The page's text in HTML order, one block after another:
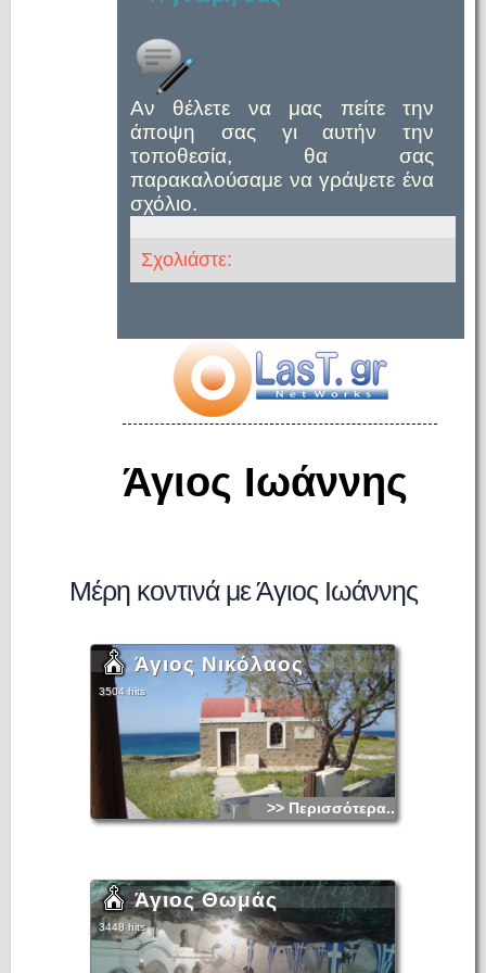
Αν θέλετε να μας πείτε την
άποψη σας γι αυτήν την
τοποθεσία, θα σας
παρακαλούσαμε να γράψετε ένα
σχόλιο.
Σχολιάστε:
Άγιος Ιωάννης
Μέρη κοντινά με Άγιος Ιωάννης
Άγιος Νικόλαος
3504 hits
>> Περισσότερα...
Άγιος Θωμάς
3448 hits